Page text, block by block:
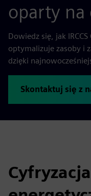
oparty na
Dowiedz się, jak
optymalizuje zasoby i
dzięki
Skontaktuj się z